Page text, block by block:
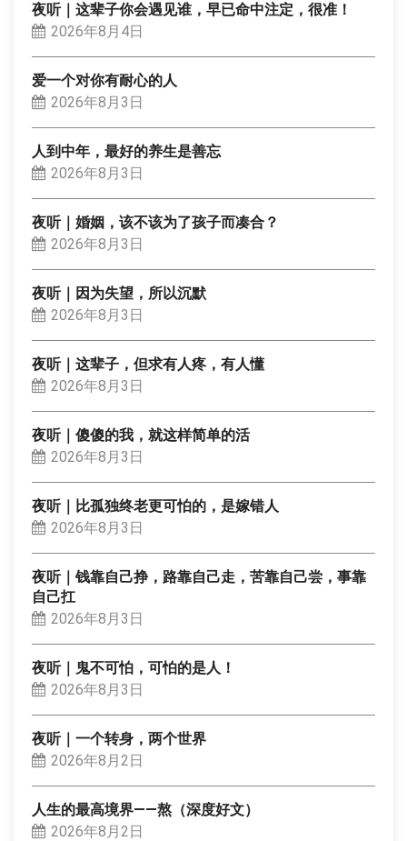
夜听｜这辈子你会遇见谁，早已命中注定，很准！
2026年8月4日
爱一个对你有耐心的人
2026年8月3日
人到中年，最好的养生是善忘
2026年8月3日
夜听｜婚姻，该不该为了孩子而凑合？
2026年8月3日
夜听｜因为失望，所以沉默
2026年8月3日
夜听｜这辈子，但求有人疼，有人懂
2026年8月3日
夜听｜傻傻的我，就这样简单的活
2026年8月3日
夜听｜比孤独终老更可怕的，是嫁错人
2026年8月3日
夜听｜钱靠自己挣，路靠自己走，苦靠自己尝，事靠
自己扛
2026年8月3日
夜听｜鬼不可怕，可怕的是人！
2026年8月3日
夜听｜一个转身，两个世界
2026年8月2日
人生的最高境界——熬（深度好文）
2026年8月2日